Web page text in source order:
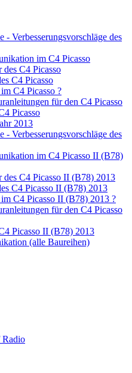
- Verbesserungsvorschläge des
im C4 Picasso
C4 Picasso
C4 Picasso
C4 Picasso ?
für den C4 Picasso
Picasso
2013
- Verbesserungsvorschläge des
im C4 Picasso II (B78)
C4 Picasso II (B78) 2013
C4 Picasso II (B78) 2013
C4 Picasso II (B78) 2013 ?
für den C4 Picasso
Picasso II (B78) 2013
(alle Baureihen)
Radio